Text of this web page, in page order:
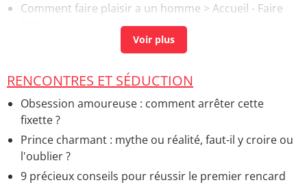
Comment faire plaisir a un homme > Accueil - Faire
Sexualité des séniors : âge, pratique, orgasme, quel
Bouffées de chaleur chez l'homme : les causes et
traitements
> Accueil - Santé de l'homme
4 signes typiques pour reconnaître un homme
amoureux
> Guide
RENCONTRES ET SÉDUCTION
Obsession amoureuse : comment arrêter cette
fixette ?
Prince charmant : mythe ou réalité, faut-il y croire ou
l'oublier ?
9 précieux conseils pour réussir le premier rencard